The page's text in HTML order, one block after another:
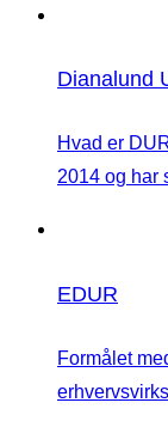
Dianalund
Hvad er
2014 og har
EDUR
Formålet